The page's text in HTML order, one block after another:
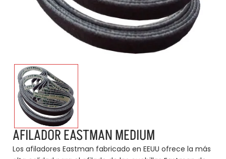
AFILADOR EASTMAN MEDIUM
Los afiladores Eastman fabricado en EEUU ofrece la más